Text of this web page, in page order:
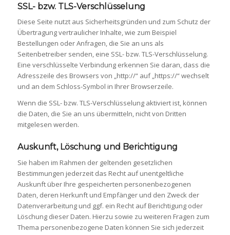
SSL- bzw. TLS-Verschlüsselung
Diese Seite nutzt aus Sicherheitsgründen und zum Schutz der
Übertragung vertraulicher Inhalte, wie zum Beispiel
Bestellungen oder Anfragen, die Sie an uns als
Seitenbetreiber senden, eine SSL- bzw. TLS-Verschlüsselung.
Eine verschlüsselte Verbindung erkennen Sie daran, dass die
Adresszeile des Browsers von „http://“ auf „https://“ wechselt
und an dem Schloss-Symbol in Ihrer Browserzeile.
Wenn die SSL- bzw. TLS-Verschlüsselung aktiviert ist, können
die Daten, die Sie an uns übermitteln, nicht von Dritten
mitgelesen werden.
Auskunft, Löschung und Berichtigung
Sie haben im Rahmen der geltenden gesetzlichen
Bestimmungen jederzeit das Recht auf unentgeltliche
Auskunft über Ihre gespeicherten personenbezogenen
Daten, deren Herkunft und Empfänger und den Zweck der
Datenverarbeitung und ggf. ein Recht auf Berichtigung oder
Löschung dieser Daten. Hierzu sowie zu weiteren Fragen zum
Thema personenbezogene Daten können Sie sich jederzeit